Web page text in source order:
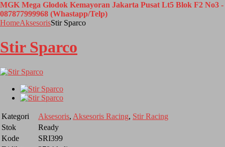
MGK Mega Glodok Kemayoran Jakarta Pusat Lt5 Blok F2 No3 -
087877999968 (Whastapp/Telp)
HomeAksesorisStir Sparco
Stir Sparco
Kategori Aksesoris, Aksesoris Racing, Stir Racing
Stok
Ready
Kode
SRI399